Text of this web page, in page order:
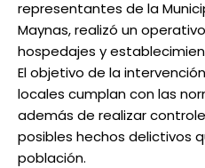
representantes de la
Maynas, realizó un
hospedajes y
El objetivo de la
locales cumplan con las
además de realizar
posibles hechos delictivos
población.